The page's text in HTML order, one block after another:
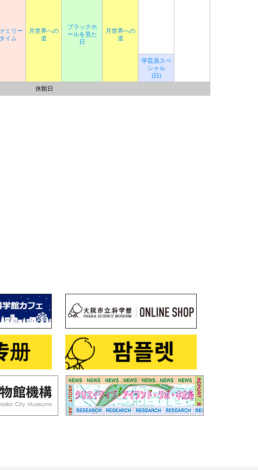
ミリー
タイム
月世界への
道
ブラックホ
ールを見た
日
月世界への
道
学芸員スペ
シャル
(日)
休館日